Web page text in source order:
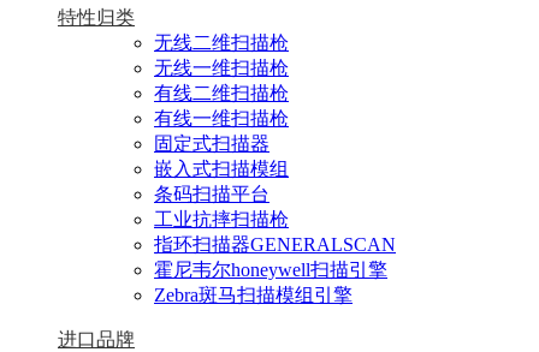
特性归类
无线二维扫描枪
无线一维扫描枪
有线二维扫描枪
有线一维扫描枪
固定式扫描器
嵌入式扫描模组
条码扫描平台
工业抗摔扫描枪
指环扫描器GENERALSCAN
霍尼韦尔honeywell扫描引擎
Zebra斑马扫描模组引擎
进口品牌